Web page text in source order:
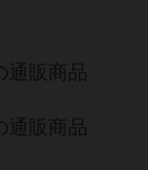
通販商品
通販商品